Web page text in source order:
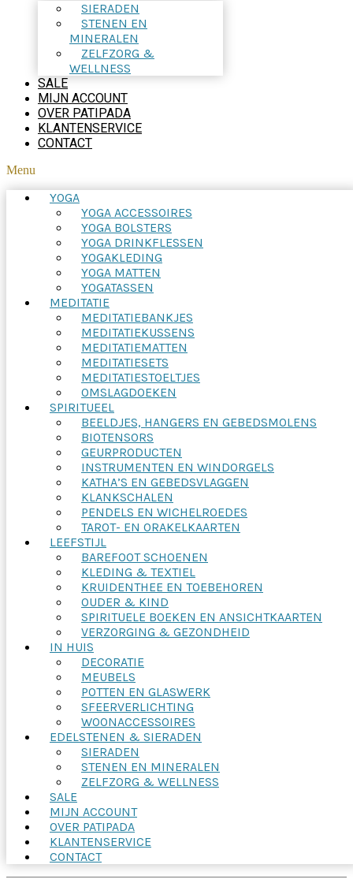
SIERADEN
STENEN EN
MINERALEN
ZELFZORG &
WELLNESS
SALE
MIJN ACCOUNT
OVER PATIPADA
KLANTENSERVICE
CONTACT
Menu
YOGA
YOGA ACCESSOIRES
YOGA BOLSTERS
YOGA DRINKFLESSEN
YOGAKLEDING
YOGA MATTEN
YOGATASSEN
MEDITATIE
MEDITATIEBANKJES
MEDITATIEKUSSENS
MEDITATIEMATTEN
MEDITATIESETS
MEDITATIESTOELTJES
OMSLAGDOEKEN
SPIRITUEEL
BEELDJES, HANGERS EN GEBEDSMOLENS
BIOTENSORS
GEURPRODUCTEN
INSTRUMENTEN EN WINDORGELS
KATHA’S EN GEBEDSVLAGGEN
KLANKSCHALEN
PENDELS EN WICHELROEDES
TAROT- EN ORAKELKAARTEN
LEEFSTIJL
BAREFOOT SCHOENEN
KLEDING & TEXTIEL
KRUIDENTHEE EN TOEBEHOREN
OUDER & KIND
SPIRITUELE BOEKEN EN ANSICHTKAARTEN
VERZORGING & GEZONDHEID
IN HUIS
DECORATIE
MEUBELS
POTTEN EN GLASWERK
SFEERVERLICHTING
WOONACCESSOIRES
EDELSTENEN & SIERADEN
SIERADEN
STENEN EN MINERALEN
ZELFZORG & WELLNESS
SALE
MIJN ACCOUNT
OVER PATIPADA
KLANTENSERVICE
CONTACT